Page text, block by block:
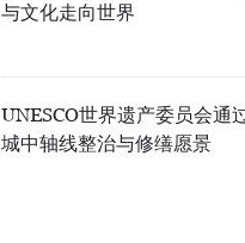
与文化走向世界
UNESCO世界遗产委员会通
城中轴线整治与修缮愿景